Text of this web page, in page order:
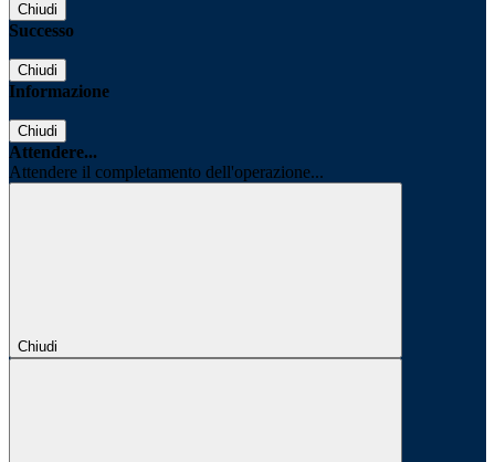
Chiudi
Successo
Chiudi
Informazione
Chiudi
Attendere...
Attendere il completamento dell'operazione...
Chiudi